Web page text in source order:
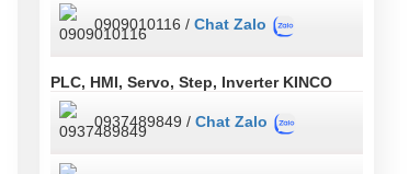
0909010116 / Chat Zalo
PLC, HMI, Servo, Step, Inverter KINCO
0937489849 / Chat Zalo